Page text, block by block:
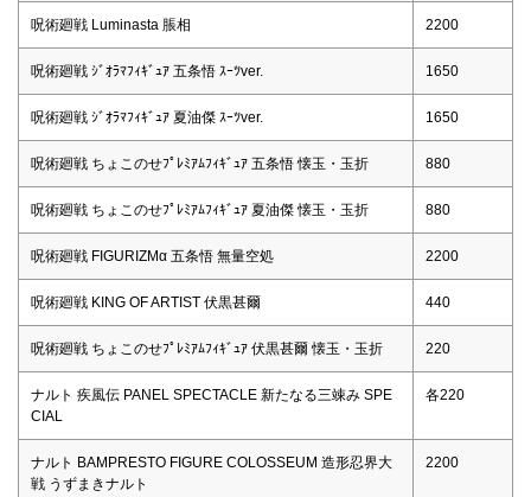
呪術廻戦 Luminasta 脹相 2200
呪術廻戦 ｼﾞｵﾗﾏﾌｨｷﾞｭｱ 五条悟 ｽｰﾂver. 1650
呪術廻戦 ｼﾞｵﾗﾏﾌｨｷﾞｭｱ 夏油傑 ｽｰﾂver. 1650
呪術廻戦 ちょこのせﾌﾟﾚﾐｱﾑﾌｨｷﾞｭｱ 五条悟 懐玉・玉折 880
呪術廻戦 ちょこのせﾌﾟﾚﾐｱﾑﾌｨｷﾞｭｱ 夏油傑 懐玉・玉折 880
呪術廻戦 FIGURIZMα 五条悟 無量空処 2200
呪術廻戦 KING OF ARTIST 伏黒甚爾 440
呪術廻戦 ちょこのせﾌﾟﾚﾐｱﾑﾌｨｷﾞｭｱ 伏黒甚爾 懐玉・玉折 220
ナルト 疾風伝 PANEL SPECTACLE 新たなる三竦み SPE
CIAL
各220
ナルト BAMPRESTO FIGURE COLOSSEUM 造形忍界大
戦 うずまきナルト
2200